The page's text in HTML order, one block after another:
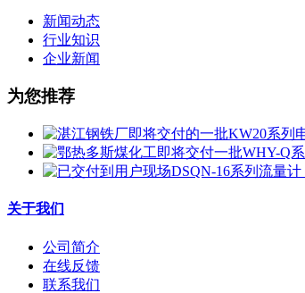
新闻动态
行业知识
企业新闻
为您推荐
关于我们
公司简介
在线反馈
联系我们